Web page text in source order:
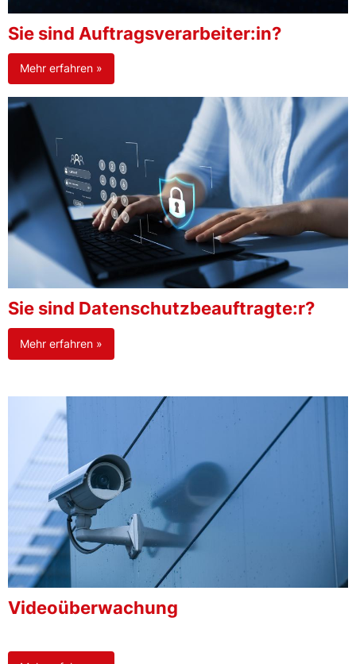
Sie sind Auftragsverarbeiter:in?
Mehr erfahren »
Sie sind Datenschutzbeauftragte:r?
Mehr erfahren »
Videoüberwachung